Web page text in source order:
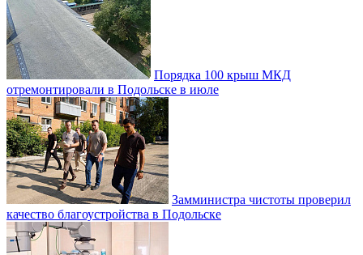
Порядка 100 крыш МКД
отремонтировали в Подольске в июле
Замминистра чистоты проверил
качество благоустройства в Подольске